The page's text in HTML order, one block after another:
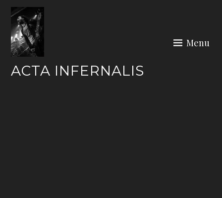
Skip
content
ACTA INFERNALIS
Menu